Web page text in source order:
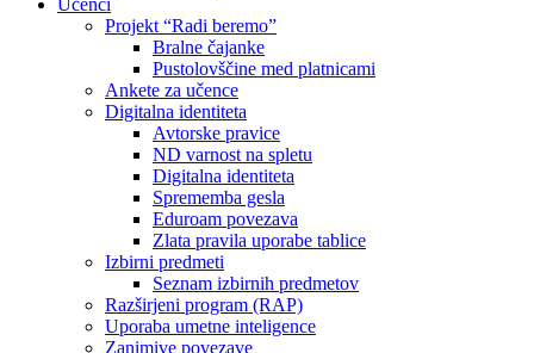
Učenci
Projekt “Radi beremo”
Bralne čajanke
Pustolovščine med platnicami
Ankete za učence
Digitalna identiteta
Avtorske pravice
ND varnost na spletu
Digitalna identiteta
Sprememba gesla
Eduroam povezava
Zlata pravila uporabe tablice
Izbirni predmeti
Seznam izbirnih predmetov
Razširjeni program (RAP)
Uporaba umetne inteligence
Zanimive povezave